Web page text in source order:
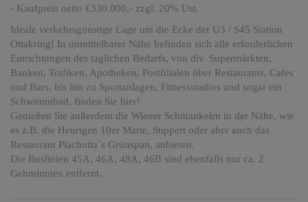
- Kaufpreis netto €330.000,- zzgl. 20% Ust.
Ideale verkehrsgünstige Lage um die Ecke der U3 / S45 Station
Ottakring! In unmittelbarer Nähe befinden sich alle erforderlichen
Einrichtungen des täglichen Bedarfs, von div. Supermärkten,
Banken, Trafiken, Apotheken, Postfilialen über Restaurants, Cafes
und Bars, bis hin zu Sportanlagen, Fitnessstudios und sogar ein
Schwimmbad, finden Sie hier!
Genießen Sie außerdem die Wiener Schmankelrn in der Nähe, wie
es z.B. die Heurigen 10er Marie, Stippert oder aber auch das
Restaurant Plachutta`s Grünspan, anbieten.
Die Buslinien 45A, 46A, 48A, 46B sind ebenfalls nur ca. 2
Gehminuten entfernt.